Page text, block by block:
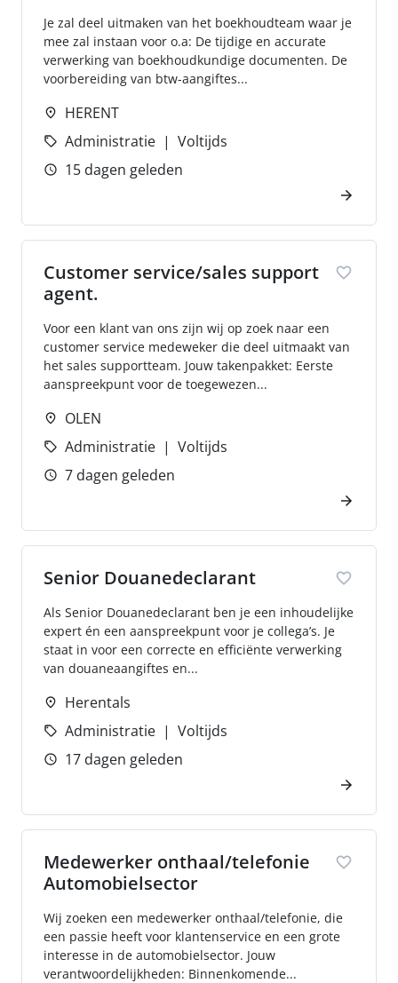
Je zal deel uitmaken van het boekhoudteam waar je
mee zal instaan voor o.a: De tijdige en accurate
verwerking van boekhoudkundige documenten. De
voorbereiding van btw-aangiftes...
HERENT
Administratie
Voltijds
15 dagen geleden
Customer service/sales support
agent.
Voor een klant van ons zijn wij op zoek naar een
customer service medeweker die deel uitmaakt van
het sales supportteam. Jouw takenpakket: Eerste
aanspreekpunt voor de toegewezen...
OLEN
Administratie
Voltijds
7 dagen geleden
Senior Douanedeclarant
Als Senior Douanedeclarant ben je een inhoudelijke
expert én een aanspreekpunt voor je collega’s. Je
staat in voor een correcte en efficiënte verwerking
van douaneaangiftes en...
Herentals
Administratie
Voltijds
17 dagen geleden
Medewerker onthaal/telefonie
Automobielsector
Wij zoeken een medewerker onthaal/telefonie, die
een passie heeft voor klantenservice en een grote
interesse in de automobielsector. Jouw
verantwoordelijkheden: Binnenkomende...